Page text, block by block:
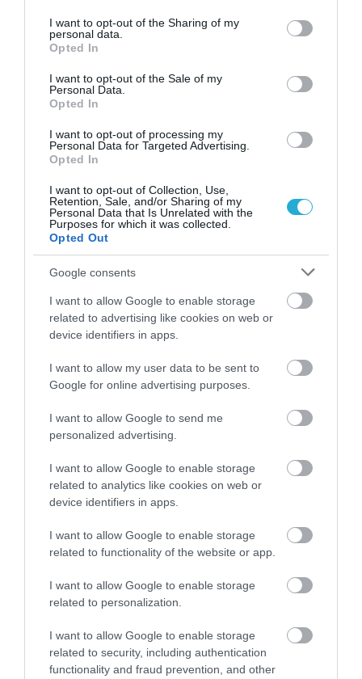
not limited to your visit or usage behaviour. You may click to
grant or deny consent to Google and its third-party tags to
use your data for below specified purposes in below Google
consent section.
I want to opt-out of the Sharing of my
personal data.
Opted In
I want to opt-out of the Sale of my
Personal Data.
Opted In
I want to opt-out of processing my
Personal Data for Targeted Advertising.
Opted In
I want to opt-out of Collection, Use,
Retention, Sale, and/or Sharing of my
Personal Data that Is Unrelated with the
Purposes for which it was collected.
Opted Out
Google consents
I want to allow Google to enable storage
related to advertising like cookies on web or
device identifiers in apps.
I want to allow my user data to be sent to
Google for online advertising purposes.
I want to allow Google to send me
personalized advertising.
I want to allow Google to enable storage
related to analytics like cookies on web or
device identifiers in apps.
I want to allow Google to enable storage
related to functionality of the website or app.
I want to allow Google to enable storage
related to personalization.
I want to allow Google to enable storage
related to security, including authentication
functionality and fraud prevention, and other
26.07.2026
Τα ιδιαίτερα κρασιά του Αιγαίου γεμάτα
ένταση
26.07.2026
Πώς να σερβίρετε σωστά τη μπύρα – Το
ποτήρι, ο αφρός και η σωστή θερμοκρασία
25.07.2026
Το Επιμελητήριο Κορινθίας παρουσίασε το
ευρωπαϊκό πρόγραμμα «Wine & Balance» για
την υπεύθυνη κατανάλωση κρασιού